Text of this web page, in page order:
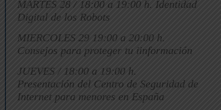
MARTES 28 / 18:00 a 19:00 h. Identidad
Digital de los Robots
MIERCOLES 29 19:00 a 20:00 h.
Consejos para proteger tu iinformación
JUEVES / 18:00 a 19:00 h.
Presentación del Centro de Seguridad de
Internet para menores en España